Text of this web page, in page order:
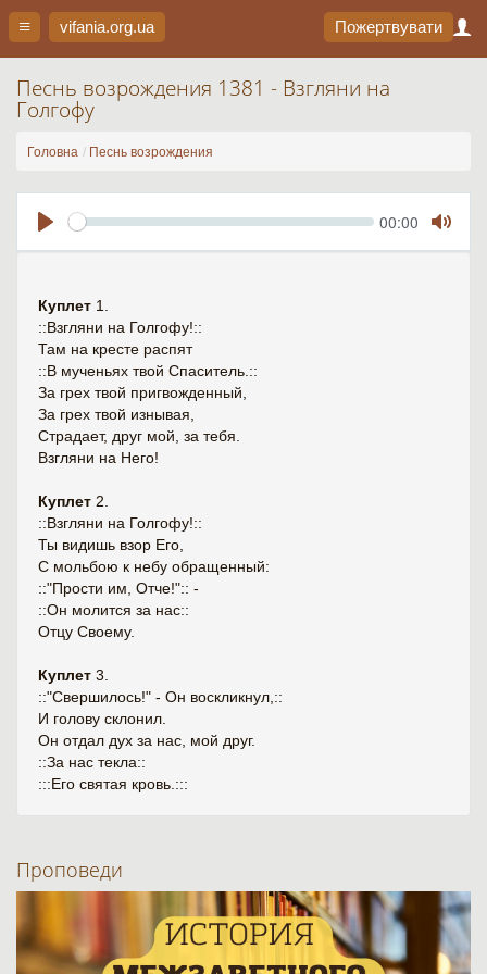
vifania.org.ua Пожертвувати
Песнь возрождения 1381 - Взгляни на
Голгофу
Головна Песнь возрождения
Seek Current
00:00
Mute
Куплет 1.
::Взгляни на Голгофу!::
Там на кресте распят
::В мученьях твой Спаситель.::
За грех твой пригвожденный,
За грех твой изнывая,
Страдает, друг мой, за тебя.
Взгляни на Него!
Куплет 2.
::Взгляни на Голгофу!::
Ты видишь взор Его,
С мольбою к небу обращенный:
::"Прости им, Отче!":: -
::Он молится за нас::
Отцу Своему.
Куплет 3.
::"Свершилось!" - Он воскликнул,::
И голову склонил.
Он отдал дух за нас, мой друг.
::За нас текла::
:::Его святая кровь.:::
Проповеди